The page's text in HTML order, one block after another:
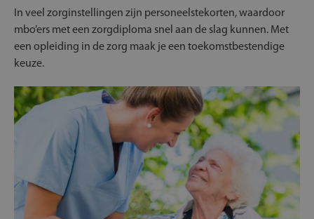
In veel zorginstellingen zijn personeelstekorten, waardoor
mbo’ers met een zorgdiploma snel aan de slag kunnen. Met
een opleiding in de zorg maak je een toekomstbestendige
keuze.